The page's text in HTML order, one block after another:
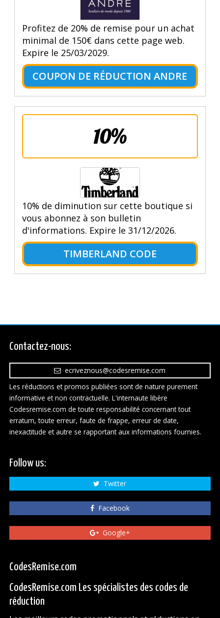
Profitez de 20% de remise pour un achat
minimal de 150€ dans cette page web.
Expire le 25/03/2029.
COUPON DE RÉDUCTION ANDRE
10%
10% de diminution sur cette boutique si
vous abonnez à son bulletin
d'informations. Expire le 31/12/2026.
TIMBERLAND CODE
Contactez-nous:
ecriveznous@codesremise.com
Les réductions et promos publiées sont de nature purement
informative et non contractuelle. L'internaute libère
Codesremise.com de toute responsabilité concernant tout
erratum, toute erreur, faute de frappe, erreur de date,
inexactitude et autre se rapportant aux informations fournies.
Follow us:
Twitter
Facebook
Google+
CodesRemise.com
CodesRemise.com Les spécialistes des codes de
réduction